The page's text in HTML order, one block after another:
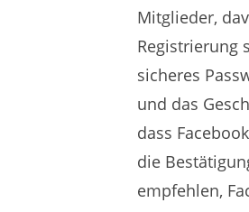
Mitglieder,
Registrierung
sicheres
und das
dass
die
empfehlen,